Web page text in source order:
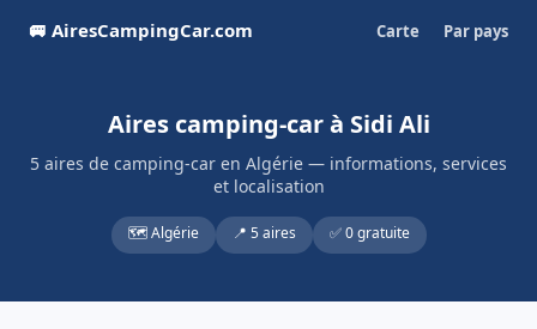
🚐 AiresCampingCar.com Carte Par pays
Aires camping-car à Sidi Ali
5 aires de camping-car en Algérie — informations, services
et localisation
🗺️ Algérie 📍 5 aires ✅ 0 gratuite